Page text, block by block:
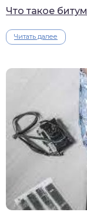
Что такое
Читать далее